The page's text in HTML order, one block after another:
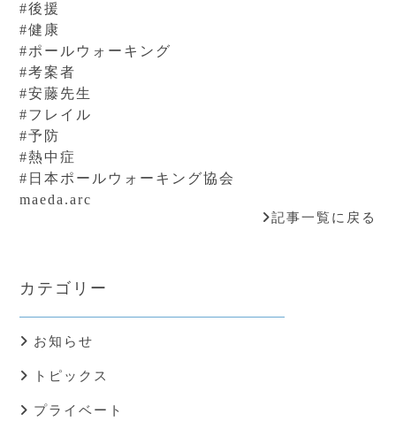
#後援
#健康
#ポールウォーキング
#考案者
#安藤先生
#フレイル
#予防
#熱中症
#日本ポールウォーキング協会
maeda.arc
記事一覧に戻る
カテゴリー
お知らせ
トピックス
プライベート